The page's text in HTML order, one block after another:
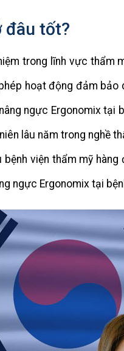
đâu tốt?
trong lĩnh vực thẩm
hoạt động đảm bảo
ngực Ergonomix tại
lâu năm trong nghề
bệnh viện thẩm mỹ
ngực Ergonomix tại